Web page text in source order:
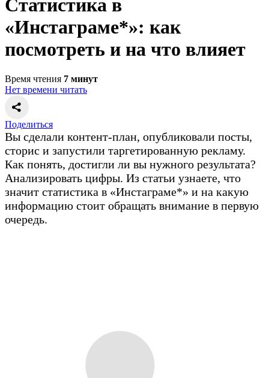
Статистика в
«Инстаграме*»: как
посмотреть и на что влияет
Время чтения 7 минут
Нет времени читать
Поделиться
Вы сделали контент-план, опубликовали посты,
сторис и запустили таргетированную рекламу.
Как понять, достигли ли вы нужного результата?
Анализировать цифры. Из статьи узнаете, что
значит статистика в «Инстаграме*» и на какую
информацию стоит обращать внимание в первую
очередь.